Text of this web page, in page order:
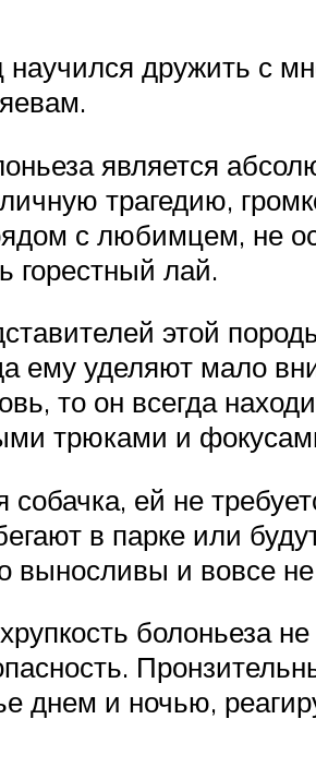
научился дружить
является
трагедию,
с любимцем, не
горестный лай.
этой
ему уделяют мало
то он всегда
трюками и
ей не
в парке или
выносливы и вовсе
болоньеза
днем и ночью,